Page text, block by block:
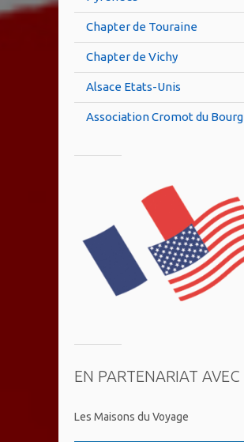
Chapter de Touraine
Chapter de Vichy
Alsace Etats-Unis
Association Cromot du Bourg
EN PARTENARIAT AVEC
Les Maisons du Voyage